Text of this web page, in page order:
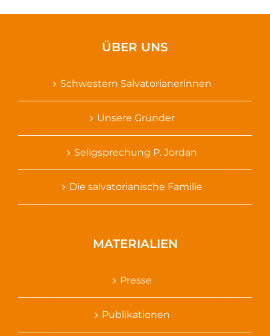
ÜBER UNS
Schwestern Salvatorianerinnen
Unsere Gründer
Seligsprechung P. Jordan
Die salvatorianische Familie
MATERIALIEN
Presse
Publikationen